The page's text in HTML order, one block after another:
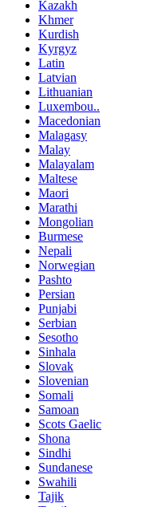
Kazakh
Khmer
Kurdish
Kyrgyz
Latin
Latvian
Lithuanian
Luxembou..
Macedonian
Malagasy
Malay
Malayalam
Maltese
Maori
Marathi
Mongolian
Burmese
Nepali
Norwegian
Pashto
Persian
Punjabi
Serbian
Sesotho
Sinhala
Slovak
Slovenian
Somali
Samoan
Scots Gaelic
Shona
Sindhi
Sundanese
Swahili
Tajik